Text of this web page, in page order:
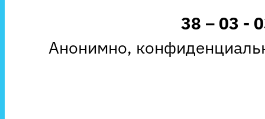
38 – 03 -
Анонимно,